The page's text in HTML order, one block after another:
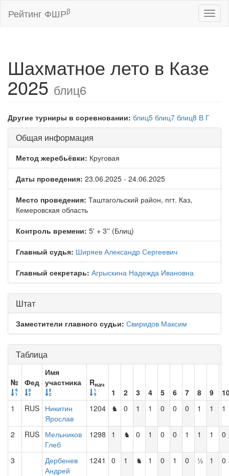
Рейтинг ФШРβ
Шахматное лето в Казе
2025 блиц6
Другие турниры в соревновании: блиц5 блиц7 блиц8 В Г
Общая информация
Метод жеребьёвки: Круговая
Даты проведения: 23.06.2025 - 24.06.2025
Место проведения: Таштагольский район, пгт. Каз,
Кемеровская область
Контроль времени: 5' + 3'' (Блиц)
Главный судья: Ширяев Александр Сергеевич
Главный секретарь: Агрыскина Надежда Ивановна
Штат
Заместители главного судьи: Свиридов Максим
Таблица
№ Фед
Имя
участника
Rнач
1 2 3 4 5 6 7 8 9
1
RUS Никитин
Ярослав
1204 ♞ 0 1 1 0 0 0 1 1 1
2 RUS Мельников
Глеб
1298 1 ♞ 0 1 0 0 1 1 1 0
3
Дербенев
Андрей
1241 0 1 ♞ 1 0 1 0 ½ 1 0